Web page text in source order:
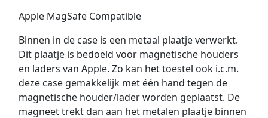
Apple MagSafe Compatible
Binnen in de case is een metaal plaatje verwerkt.
Dit plaatje is bedoeld voor magnetische houders
en laders van Apple. Zo kan het toestel ook i.c.m.
deze case gemakkelijk met één hand tegen de
magnetische houder/lader worden geplaatst. De
magneet trekt dan aan het metalen plaatje binnen